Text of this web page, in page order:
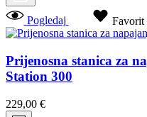
Pogledaj Favorit
Prijenosna stanica za
Station 300
229,00 €